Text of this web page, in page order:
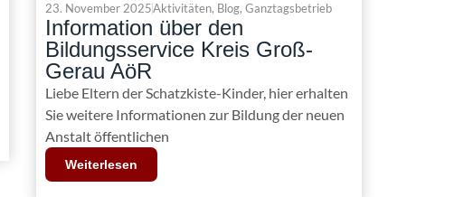
23. November 2025Aktivitäten, Blog, Ganztagsbetrieb
Information über den
Bildungsservice Kreis Groß-
Gerau AöR
Liebe Eltern der Schatzkiste-Kinder, hier erhalten
Sie weitere Informationen zur Bildung der neuen
Anstalt öffentlichen
Weiterlesen